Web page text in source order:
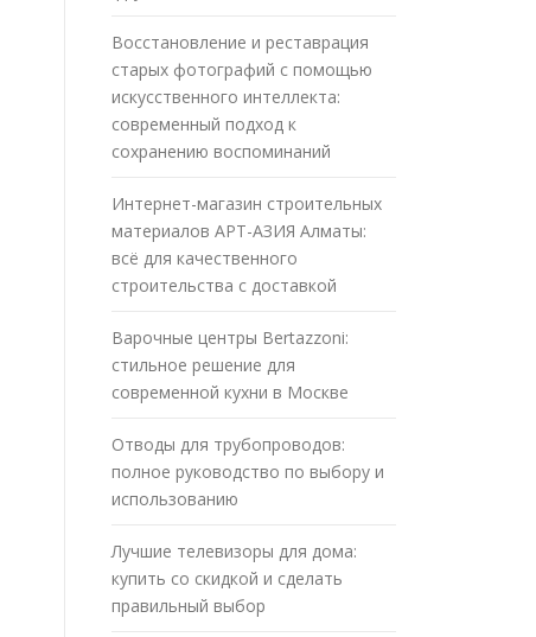
Восстановление и реставрация
старых фотографий с помощью
искусственного интеллекта:
современный подход к
сохранению воспоминаний
Интернет-магазин строительных
материалов АРТ-АЗИЯ Алматы:
всё для качественного
строительства с доставкой
Варочные центры Bertazzoni:
стильное решение для
современной кухни в Москве
Отводы для трубопроводов:
полное руководство по выбору и
использованию
Лучшие телевизоры для дома:
купить со скидкой и сделать
правильный выбор